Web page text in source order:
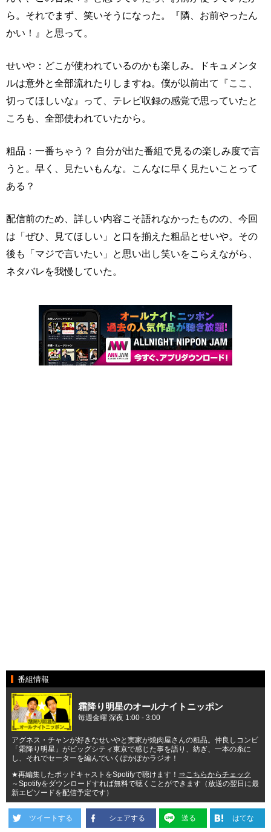
ら。それでまず、笑いそうになった。『隣、お前やったん
かい！』と思って。
せいや：どこが使われているのかも楽しみ。ドキュメンタ
ルは意外と全部流れたりしますね。僕が以前出て『ここ、
切ってほしいな』って、テレビ収録の感覚で思っていたと
ころも、全部使われていたから。
粗品：一番ちゃう？ 自分が出た番組で見るの楽しみ度で言
うと。早く、見たいもんな。こんなに早く見たいことって
ある？
配信前のため、詳しい内容こそ語れなかったものの、今回
は「ぜひ、見てほしい」と口を揃えた粗品とせいや。その
後も「マジで言いたい」と思い出し笑いをこらえながら、
ネタバレを我慢していた。
番組情報
霜降り明星のオールナイトニッポン
毎週金曜 深夜 1:00 - 3:00
アグネス・チャンが好きなせいやと実家が焼肉屋さんの粗品。仲良しコンビ
「霜降り明星」がビッグシティ東京で感じた事を語り、紡ぎ、一本の糸に
し、それでセーターを編んでいくぽかぽかラジオ！
★再編集したポッドキャストをSpotifyで聴けます！ ⇒こちらからチェック
～Spotifyをダウンロードすれば無料で聴くことができます（放送の翌日に最
新エピソードを配信予定です）
ツイートする シェアする 送る はてな